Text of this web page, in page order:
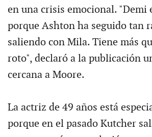
en una crisis emocional. "Demi
porque Ashton ha seguido tan
saliendo con Mila. Tiene más
roto", declaró a la publicación
cercana a Moore.
La actriz de 49 años está
porque en el pasado Kutcher